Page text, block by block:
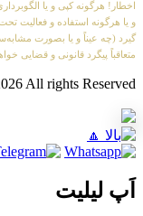
اخطار! هرگونه کپی و یا
و یا هرگونه استفاده و فعالیت
گیرد (چه عیناً و یا بصورت
متعاقباً پیگرد قانونی و قضایی
All rights Reserved
اَپ لیلیت